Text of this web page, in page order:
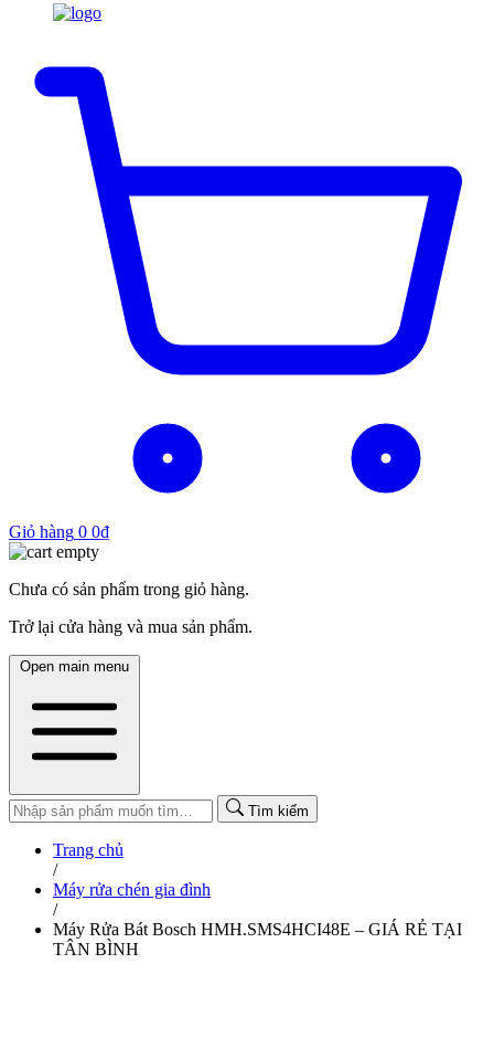
Giỏ hàng 0 0₫
Chưa có sản phẩm trong giỏ hàng.
Trở lại cửa hàng và mua sản phẩm.
Open main menu
Tìm kiếm
Trang chủ
/
Máy rửa chén gia đình
/
Máy Rửa Bát Bosch HMH.SMS4HCI48E – GIÁ RẺ TẠI
TÂN BÌNH